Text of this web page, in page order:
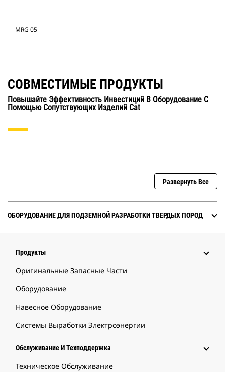
MRG 05
СОВМЕСТИМЫЕ ПРОДУКТЫ
Повышайте Эффективность Инвестиций В Оборудование С
Помощью Сопутствующих Изделий Cat
Развернуть Все
ОБОРУДОВАНИЕ ДЛЯ ПОДЗЕМНОЙ РАЗРАБОТКИ ТВЕРДЫХ ПОРОД
Продукты
Оригинальные Запасные Части
Оборудование
Навесное Оборудование
Системы Выработки Электроэнергии
Обслуживание И Техподдержка
Техническое Обслуживание